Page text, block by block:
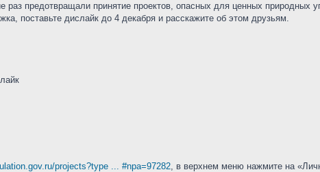
раз предотвращали принятие проектов, опасных для ценных
поставьте дислайк до 4 декабря и расскажите об этом друзьям.
projects?type ... #npa=97282, в верхнем меню нажмите на